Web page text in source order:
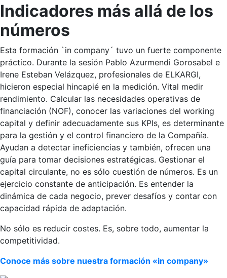
Indicadores más allá de los
números
Esta formación `in company´ tuvo un fuerte componente
práctico. Durante la sesión Pablo Azurmendi Gorosabel e
Irene Esteban Velázquez, profesionales de ELKARGI,
hicieron especial hincapié en la medición. Vital medir
rendimiento. Calcular las necesidades operativas de
financiación (NOF), conocer las variaciones del working
capital y definir adecuadamente sus KPIs, es determinante
para la gestión y el control financiero de la Compañía.
Ayudan a detectar ineficiencias y también, ofrecen una
guía para tomar decisiones estratégicas. Gestionar el
capital circulante, no es sólo cuestión de números. Es un
ejercicio constante de anticipación. Es entender la
dinámica de cada negocio, prever desafíos y contar con
capacidad rápida de adaptación.
No sólo es reducir costes. Es, sobre todo, aumentar la
competitividad.
Conoce más sobre nuestra formación «in company»